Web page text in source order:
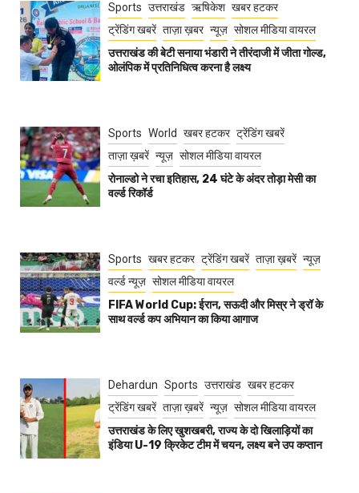
Sports उत्तराखंड ऋषिकेश खबर हटकर
ट्रेंडिंग खबरें ताज़ा ख़बर न्यूज़ सोशल मीडिया वायरल
उत्तराखंड की बेटी सनाया भंडारी ने तीरंदाजी में जीता गोल्ड,
ओलंपिक में प्रतिनिधित्व करना है लक्ष्य
Sports World खबर हटकर ट्रेंडिंग खबरें
ताज़ा ख़बरें न्यूज़ सोशल मीडिया वायरल
रोनाल्डो ने रचा इतिहास, 24 घंटे के अंदर तोड़ा मेसी का
वर्ल्ड रिकॉर्ड
Sports खबर हटकर ट्रेंडिंग खबरें ताज़ा ख़बरें न्यूज़
वर्ल्ड न्यूज़ सोशल मीडिया वायरल
FIFA World Cup: ईरान, सऊदी और मिस्र ने ड्रॉ के
साथ वर्ल्ड कप अभियान का किया आगाज
Dehardun Sports उत्तराखंड खबर हटकर
ट्रेंडिंग खबरें ताज़ा ख़बरें न्यूज़ सोशल मीडिया वायरल
उत्तराखंड के लिए खुशखबरी, राज्य के दो खिलाड़ियों का
इंडिया U-19 क्रिकेट टीम में चयन, लक्ष्य बने उप कप्तान